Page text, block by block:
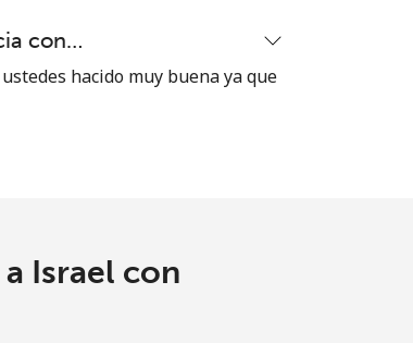
con…
hacido muy buena ya que
Israel con